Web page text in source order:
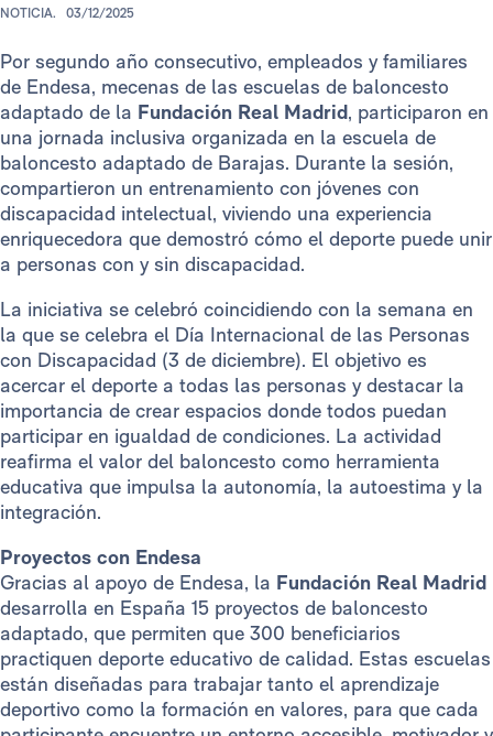
NOTICIA. 03/12/2025
Por segundo año consecutivo, empleados y familiares
de Endesa, mecenas de las escuelas de baloncesto
adaptado de la Fundación Real Madrid, participaron en
una jornada inclusiva organizada en la escuela de
baloncesto adaptado de Barajas. Durante la sesión,
compartieron un entrenamiento con jóvenes con
discapacidad intelectual, viviendo una experiencia
enriquecedora que demostró cómo el deporte puede unir
a personas con y sin discapacidad.
La iniciativa se celebró coincidiendo con la semana en
la que se celebra el Día Internacional de las Personas
con Discapacidad (3 de diciembre). El objetivo es
acercar el deporte a todas las personas y destacar la
importancia de crear espacios donde todos puedan
participar en igualdad de condiciones. La actividad
reafirma el valor del baloncesto como herramienta
educativa que impulsa la autonomía, la autoestima y la
integración.
Proyectos con Endesa
Gracias al apoyo de Endesa, la Fundación Real Madrid
desarrolla en España 15 proyectos de baloncesto
adaptado, que permiten que 300 beneficiarios
practiquen deporte educativo de calidad. Estas escuelas
están diseñadas para trabajar tanto el aprendizaje
deportivo como la formación en valores, para que cada